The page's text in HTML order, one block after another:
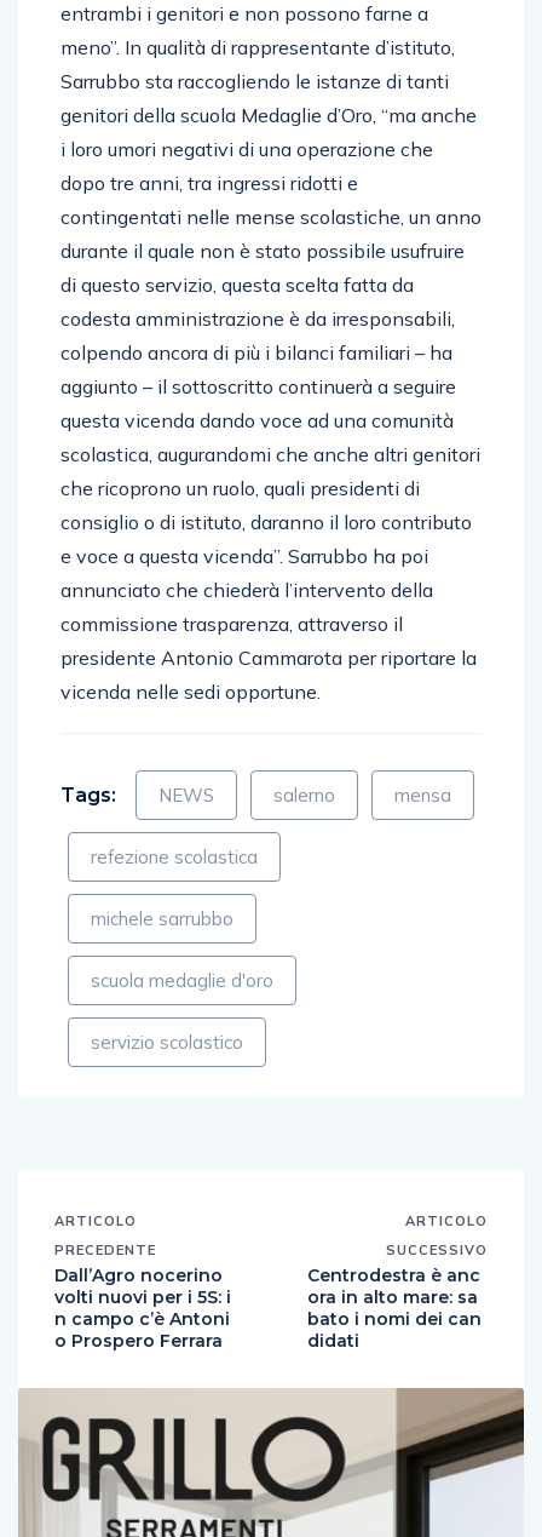
entrambi i genitori e non possono farne a
meno”. In qualità di rappresentante d’istituto,
Sarrubbo sta raccogliendo le istanze di tanti
genitori della scuola Medaglie d’Oro, “ma anche
i loro umori negativi di una operazione che
dopo tre anni, tra ingressi ridotti e
contingentati nelle mense scolastiche, un anno
durante il quale non è stato possibile usufruire
di questo servizio, questa scelta fatta da
codesta amministrazione è da irresponsabili,
colpendo ancora di più i bilanci familiari – ha
aggiunto – il sottoscritto continuerà a seguire
questa vicenda dando voce ad una comunità
scolastica, augurandomi che anche altri genitori
che ricoprono un ruolo, quali presidenti di
consiglio o di istituto, daranno il loro contributo
e voce a questa vicenda”. Sarrubbo ha poi
annunciato che chiederà l’intervento della
commissione trasparenza, attraverso il
presidente Antonio Cammarota per riportare la
vicenda nelle sedi opportune.
Tags: NEWS salerno mensa
refezione scolastica
michele sarrubbo
scuola medaglie d'oro
servizio scolastico
ARTICOLO
PRECEDENTE
Dall’Agro nocerino
volti nuovi per i 5S: i
n campo c’è Antoni
o Prospero Ferrara
ARTICOLO
SUCCESSIVO
Centrodestra è anc
ora in alto mare: sa
bato i nomi dei can
didati